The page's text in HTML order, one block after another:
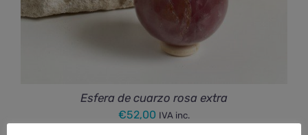
Esfera de cuarzo rosa extra
€52,00 IVA inc.